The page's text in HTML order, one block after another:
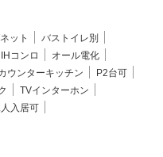
ット
バストイレ別
IHコンロ
オール電化
ウンターキッチン
P2台可
TVインターホン
入居可